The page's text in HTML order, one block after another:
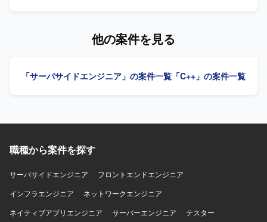
定着を推進します。あわせて、進捗・課題・品質管理を行
し込み、PoCで終わらせず本番運用まで推進できる方を求
チームで再現可能なAI活用の運用モデル構築に携われま
Claude CodeなどのAI開発支援ツールを活用します。
他の案件を見る
「サーバサイドエンジニア」の案件一覧 「C++」の案件一覧
職種から案件を探す
サーバサイドエンジニア
フロントエンドエンジニア
インフラエンジニア
ネットワークエンジニア
ネイティブアプリエンジニア
サーバーエンジニア
テスター